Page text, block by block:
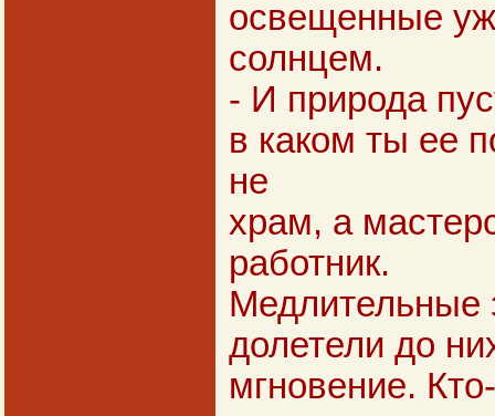
освещенные
солнцем.
- И природа
в каком ты ее
не
храм, а
работник.
Медлительные
долетели до
мгновение.